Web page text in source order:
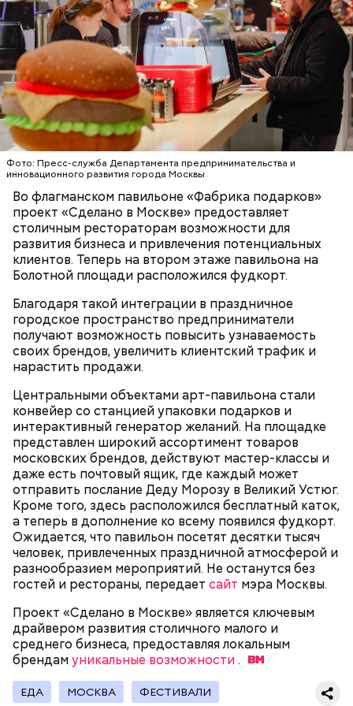
Фото: Пресс-служба Департамента предпринимательства и
инновационного развития города Москвы
Во флагманском павильоне «Фабрика подарков»
проект «Сделано в Москве» предоставляет
столичным рестораторам возможности для
развития бизнеса и привлечения потенциальных
клиентов. Теперь на втором этаже павильона на
Болотной площади расположился фудкорт.
Благодаря такой интеграции в праздничное
городское пространство предприниматели
получают возможность повысить узнаваемость
своих брендов, увеличить клиентский трафик и
нарастить продажи.
Центральными объектами арт-павильона стали
конвейер со станцией упаковки подарков и
интерактивный генератор желаний. На площадке
представлен широкий ассортимент товаров
московских брендов, действуют мастер-классы и
даже есть почтовый ящик, где каждый может
отправить послание Деду Морозу в Великий Устюг.
Кроме того, здесь расположился бесплатный каток,
а теперь в дополнение ко всему появился фудкорт.
Ожидается, что павильон посетят десятки тысяч
человек, привлеченных праздничной атмосферой и
разнообразием мероприятий. Не останутся без
гостей и рестораны, передает сайт мэра Москвы.
Проект «Сделано в Москве» является ключевым
драйвером развития столичного малого и
среднего бизнеса, предоставляя локальным
брендамуникальные возможности.
ЕДА МОСКВА ФЕСТИВАЛИ
— Есть разные сценарии. В основном они
обусловлены содержанием парниковых газов в
атмосфере. Все зависит от того, сможет ли
человечество противостоять увеличению
концентрации этих газов или же нет, — поясняет
Каким будет декабрь в Москве и
когда выпадет снег: прогнозы
синоптиков
В любом случае никто уже не спорит с тем, что
климат меняется. И он будет другим через 30–50
лет.
— По прогнозам, которые делают не только в
нашей службе, но и в Академии наук, в Высшей
школе, потепление будет продолжаться до конца
XXIII века.
Так, спортивные кластеры обустроили на улице
Нижняя Хохловка, на Рязанском проспекте и в
Некрасовке. Спортивный центр появился и в
Марьине: здесь переоборудовали каток,
находящийся у дома 3, корпус 1, на Поречной
улице.
Особое внимание уделили обновлению столичных
скверов. Так, благоустроили Госпитальный сквер
рядом с Главным военным клиническим госпиталем
имени Н. Н. Бурденко. Обновили пешеходные
дорожки, что позволило сделать территорию еще
удобнее для прогулок. На входе в сквер заменили
гранитные ступени, для комфортного отдыха
обустроили парковые качели.
Привели в порядок и сквер на Красноказарменной
площади. Обновили покрытие дорожек,
установили современные системы освещения и
видеонаблюдения. Теперь прогулки безопасны в
любое время суток.